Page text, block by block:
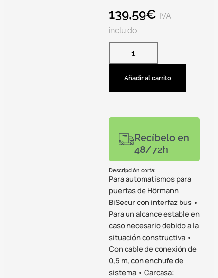
139,59€ IVA
incluido
Añadir al carrito
Recíbelo en
48/72h
Descripción corta:
Para automatismos para
puertas de Hörmann
BiSecur con interfaz bus •
Para un alcance estable en
caso necesario debido a la
situación constructiva •
Con cable de conexión de
0,5 m, con enchufe de
sistema • Carcasa: